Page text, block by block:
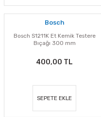
Bosch
Bosch S1211K Et Kemik Testere
Bıçağı 300 mm
400,00 TL
SEPETE EKLE